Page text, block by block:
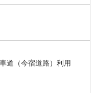
道（今宿道路）利用